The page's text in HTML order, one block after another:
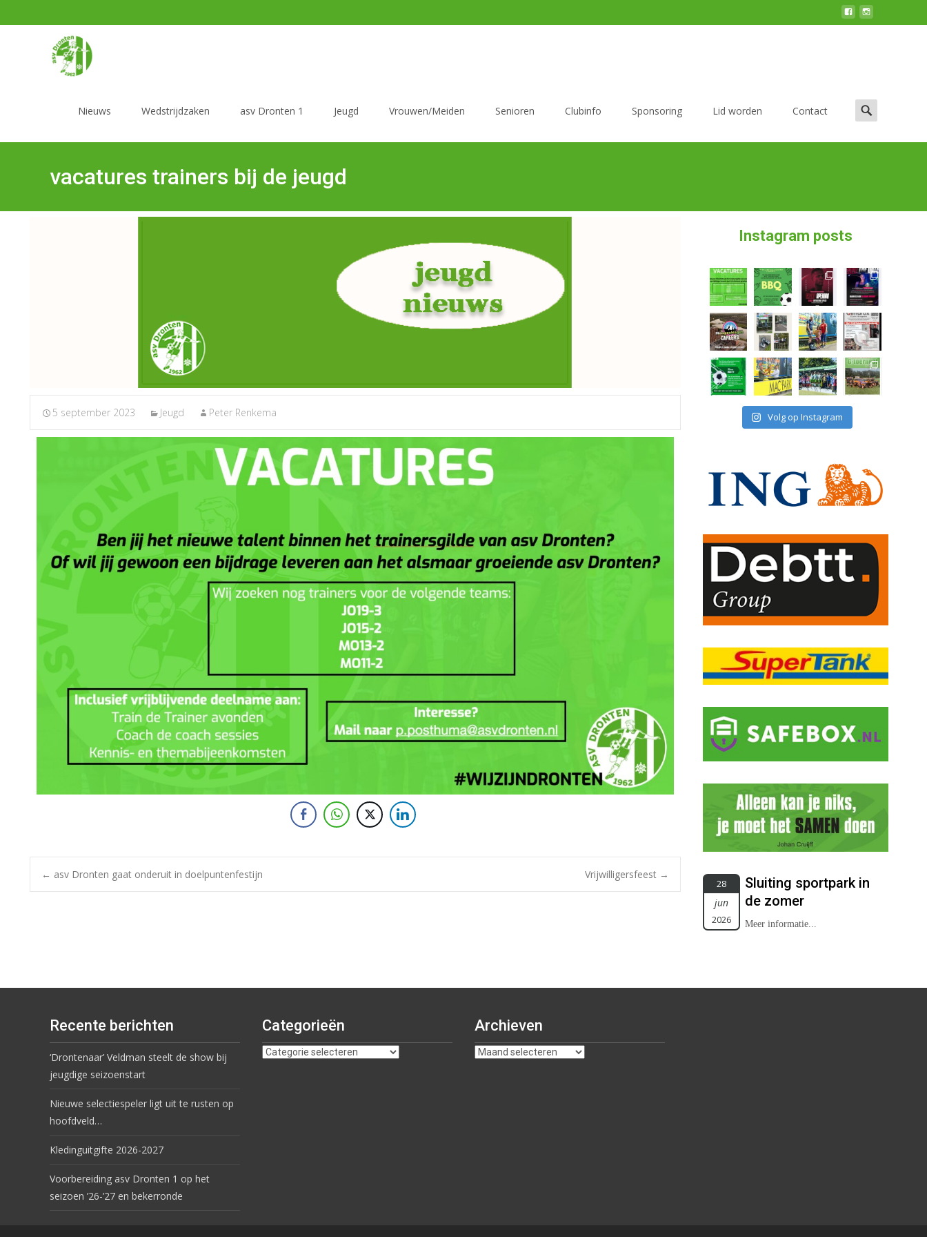
Nieuws Wedstrijdzaken asv Dronten 1 Jeugd Vrouwen/Meiden Senioren Clubinfo Sponsoring Lid worden Contact
vacatures trainers bij de jeugd
5 september 2023 Jeugd Peter Renkema
← asv Dronten gaat onderuit in doelpuntenfestijn Vrijwilligersfeest →
Instagram posts
Volg op Instagram
28
jun
2026
Sluiting sportpark in
de zomer
Meer informatie...
Recente berichten
‘Drontenaar’ Veldman steelt de show bij
jeugdige seizoenstart
Nieuwe selectiespeler ligt uit te rusten op
hoofdveld…
Kledinguitgifte 2026-2027
Voorbereiding asv Dronten 1 op het
seizoen ’26-’27 en bekerronde
Categorieën Archieven